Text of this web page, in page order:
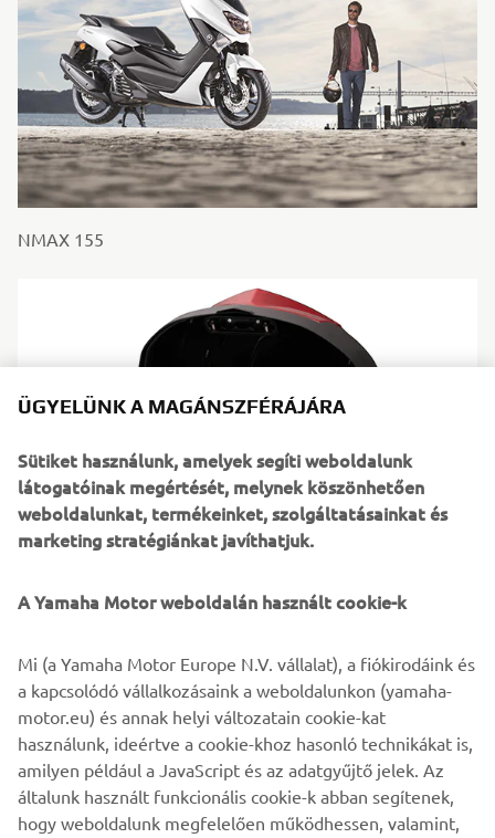
NMAX 155
NMAX 155 doboz
NMAX 155
ÜGYELÜNK A MAGÁNSZFÉRÁJÁRA
Sütiket használunk, amelyek segíti weboldalunk
látogatóinak megértését, melynek köszönhetően
weboldalunkat, termékeinket, szolgáltatásainkat és
marketing stratégiánkat javíthatjuk.
A Yamaha Motor weboldalán használt cookie-k
Mi (a Yamaha Motor Europe N.V. vállalat), a fiókirodáink és
a kapcsolódó vállalkozásaink a weboldalunkon (yamaha-
motor.eu) és annak helyi változatain cookie-kat
használunk, ideértve a cookie-khoz hasonló technikákat is,
amilyen például a JavaScript és az adatgyűjtő jelek. Az
általunk használt funkcionális cookie-k abban segítenek,
hogy weboldalunk megfelelően működhessen, valamint,